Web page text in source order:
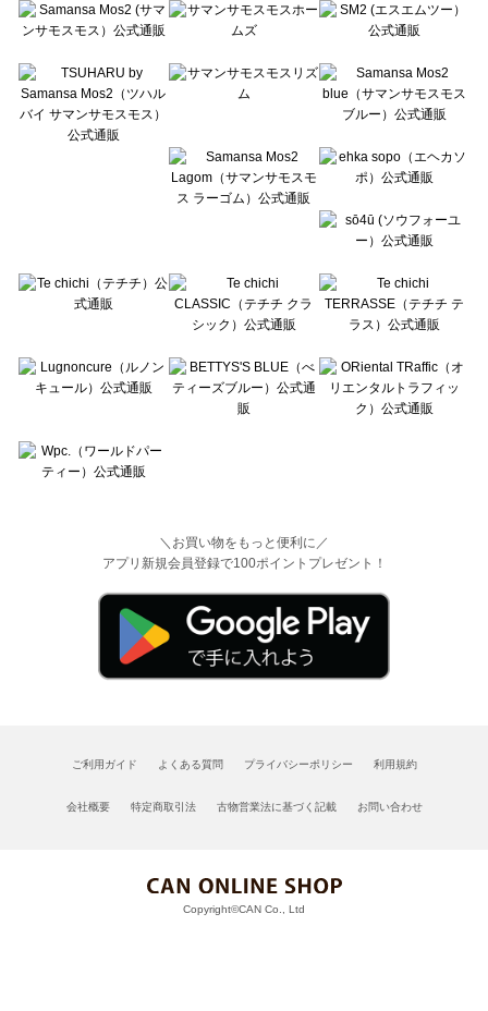
Te chichi（テチチ）のワンピース一覧
Te chichi CLASSIC（テチチ クラシック）のワンピース一覧
Lugnoncure（ルノンキュール）のワンピース一覧
BETTY'S BLUE（べティーズブルー）のワンピース一覧
Wpc.（ワールドパーティー）のワンピース一覧
＼お買い物をもっと便利に／
アプリ新規会員登録で100ポイントプレゼント！
ご利用ガイド よくある質問 プライバシーポリシー 利用規約
会社概要 特定商取引法 古物営業法に基づく記載 お問い合わせ
Copyright©CAN Co., Ltd